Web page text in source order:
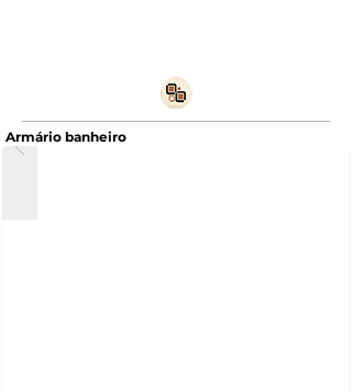
Armário banheiro